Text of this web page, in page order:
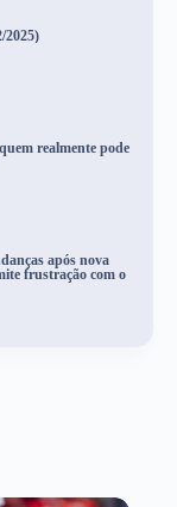
2025)
realmente pode
após nova
frustração com o